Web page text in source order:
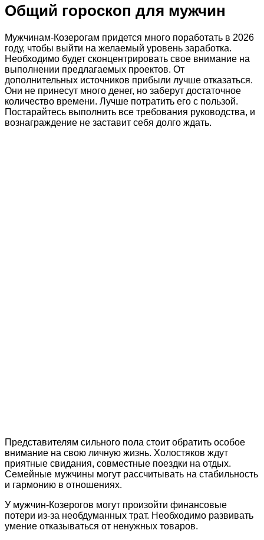
Общий гороскоп для мужчин
Мужчинам-Козерогам придется много поработать в 2026
году, чтобы выйти на желаемый уровень заработка.
Необходимо будет сконцентрировать свое внимание на
выполнении предлагаемых проектов. От
дополнительных источников прибыли лучше отказаться.
Они не принесут много денег, но заберут достаточное
количество времени. Лучше потратить его с пользой.
Постарайтесь выполнить все требования руководства, и
вознаграждение не заставит себя долго ждать.
Представителям сильного пола стоит обратить особое
внимание на свою личную жизнь. Холостяков ждут
приятные свидания, совместные поездки на отдых.
Семейные мужчины могут рассчитывать на стабильность
и гармонию в отношениях.
У мужчин-Козерогов могут произойти финансовые
потери из-за необдуманных трат. Необходимо развивать
умение отказываться от ненужных товаров.